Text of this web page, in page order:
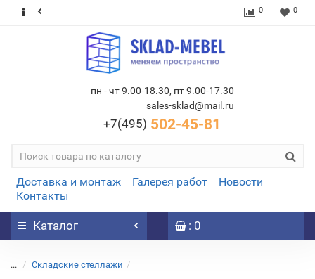
0 0
пн - чт 9.00-18.30, пт 9.00-17.30
sales-sklad@mail.ru
+7(495) 502-45-81
Доставка и монтаж Галерея работ
Новости
Контакты
Каталог : 0
... Складские стеллажи